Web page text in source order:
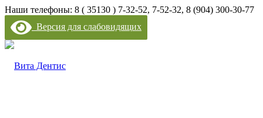
Наши телефоны: 8 ( 35130 ) 7-32-52, 7-52-32, 8 (904) 300-30-77
Версия для слабовидящих